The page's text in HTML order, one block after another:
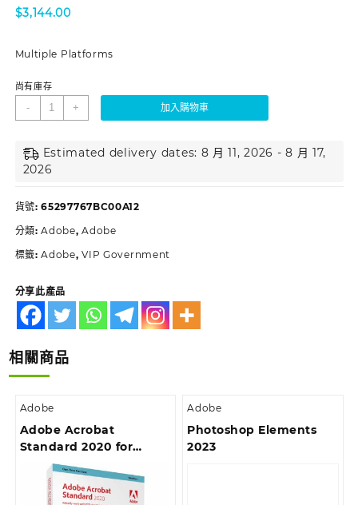
$3,144.00
Multiple Platforms
尚有庫存
- + 加入購物車
Estimated delivery dates: 8 月 11, 2026 - 8 月 17,
2026
貨號:65297767BC00A12
分類:Adobe,Adobe
標籤:Adobe,VIP Government
分享此產品
相關商品
Adobe
Adobe Acrobat
Standard 2020 for
Windows Boxset – 中文
Adobe
Photoshop Elements
2023